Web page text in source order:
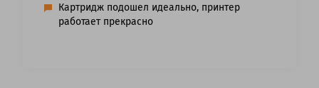
Картридж подошел идеально, принтер
работает прекрасно